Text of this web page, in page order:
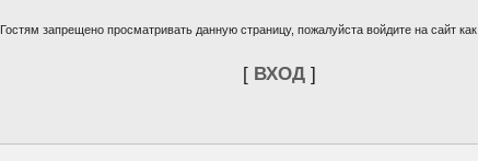
Гостям запрещено просматривать данную страницу, пожалуйста войдите на сайт как
[ ВХОД ]